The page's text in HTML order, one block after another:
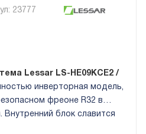
23777
Lessar LS-HE09KCE2 /
инверторная модель,
фреоне R32 в
блок славится
эффектно смотреться